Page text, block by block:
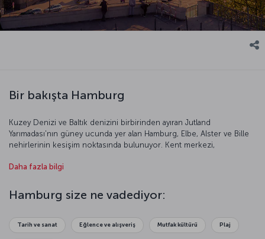
Bir bakışta Hamburg
Kuzey Denizi ve Baltık denizini birbirinden ayıran Jutland
Yarımadası'nın güney ucunda yer alan Hamburg, Elbe, Alster ve Bille
nehirlerinin kesişim noktasında bulunuyor. Kent merkezi,
kanallarını birbirine bağlayan yaklaşık 2 bin köprü bulunuyor. Kuzey
ikinci limanına sahip. Ticaretin yanı sıra sanatın ve kültürün de
başkentlerinden biri olan Hamburg’un çağrısına kulak verin ve bu
Daha fazla bilgi
Hamburg size ne vadediyor:
Tarih ve sanat Eğlence ve alışveriş Mutfak kültürü Plaj